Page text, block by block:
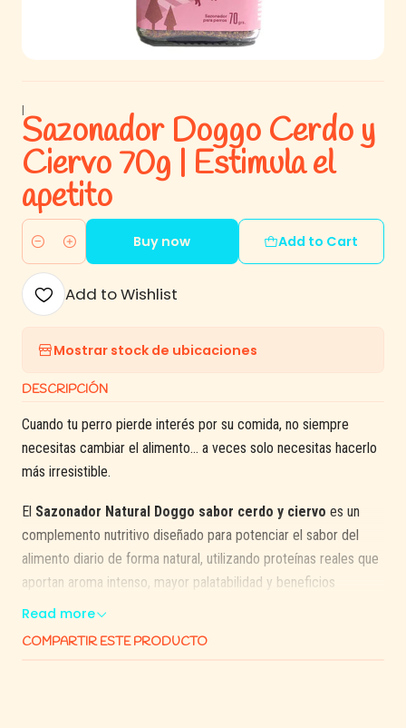
|
Sazonador Doggo Cerdo y
Ciervo 70g | Estimula el
apetito
Quantity
Add to Cart
Buy now
Add to Wishlist
Mostrar stock de ubicaciones
DESCRIPCIÓN
Cuando tu perro pierde interés por su comida, no siempre
necesitas cambiar el alimento… a veces solo necesitas hacerlo
más irresistible.
El Sazonador Natural Doggo sabor cerdo y ciervo es un
complemento nutritivo diseñado para potenciar el sabor del
alimento diario de forma natural, utilizando proteínas reales que
aportan aroma intenso, mayor palatabilidad y beneficios
nutricionales.
Su mezcla decarne de cerdo, hígado de cerdo y carne de
Read more
COMPARTIR ESTE PRODUCTO